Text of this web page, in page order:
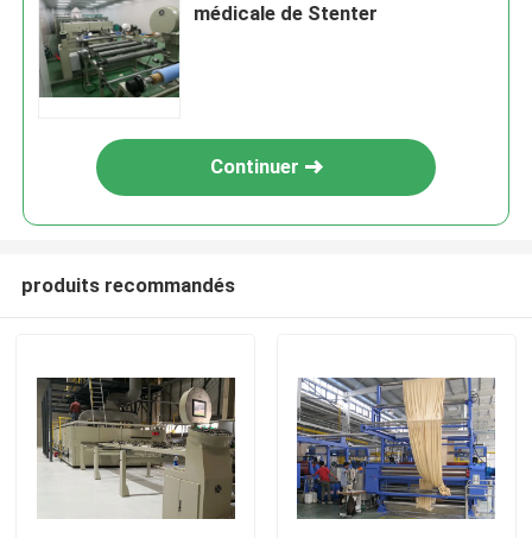
médicale de Stenter
Continuer
produits recommandés